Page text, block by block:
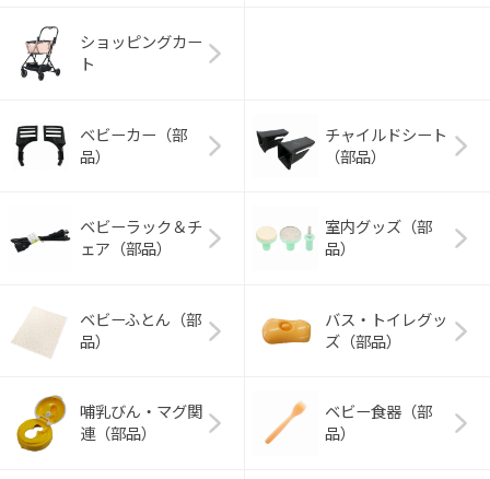
ショッピングカー
ト
ベビーカー（部
品）
チャイルドシート
（部品）
ベビーラック＆チ
ェア（部品）
室内グッズ（部
品）
ベビーふとん（部
品）
バス・トイレグッ
ズ（部品）
哺乳びん・マグ関
連（部品）
ベビー食器（部
品）